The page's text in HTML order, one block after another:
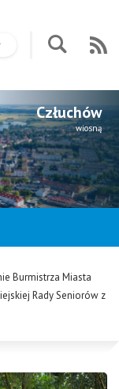
formularz
Człuchów
wiosną
Burmistrza Miasta
Rady Seniorów z